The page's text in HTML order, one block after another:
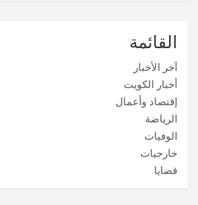
القائمة
آخر الأخبار
أخبار الكويت
إقتصاد وأعمال
الرياضة
الوفيات
خارجيات
قضايا